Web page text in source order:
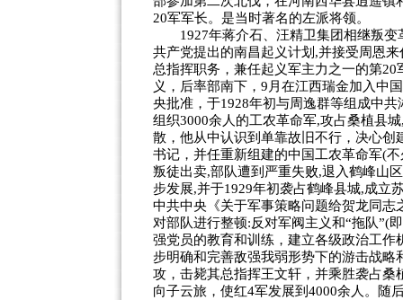
20军军长。是当时著名的左派将领。
1927年蒋介石、汪精卫集团相继叛变
共产党提出的南昌起义计划,并接受周恩
总指挥职务，兼任起义军主力之一的第
义，后率部南下，9月在江西瑞金加入中
央批准，于1928年初与周逸群等组成中
组织3000余人的工农革命军,攻占桑植县
散，他从中认识到单靠故旧不行，决心
书记，并任重新组建的中国工农革命军(
叛徒出卖,部队遭到严重失败,退入鹤峰山
步发展,并于1929年初袭占鹤峰县城,成立
中共中央《关于军事策略问题给贺龙同志
对部队进行整顿:反对军阀主义和“拖队”(
强党员的教育和训练，建立各级政治工
步明确和完善敌强我弱形势下的游击战
攻，击毙其总指挥王文轩，并乘胜袭占
向子云旅，使红4军发展到4000余人。随